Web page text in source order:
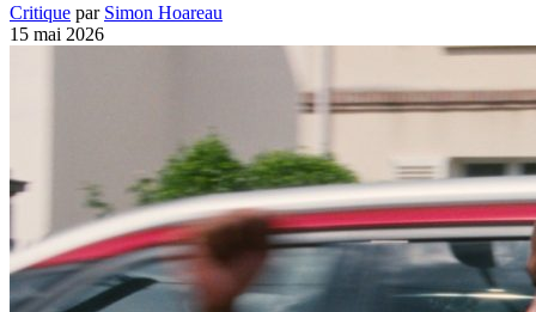
Critique par Simon Hoareau
15 mai 2026